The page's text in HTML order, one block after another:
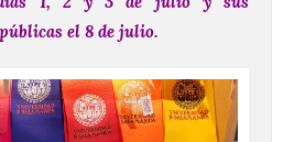
el 8 de julio.